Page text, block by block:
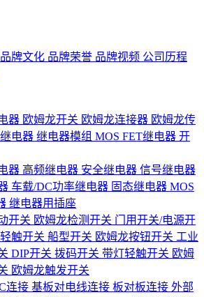
品牌文化 品牌荣誉 品牌视频 公司历程
器 欧姆龙开关 欧姆龙连接器 欧姆龙传
电器 继电器模组 MOS FET继电器 开
器 高频继电器 安全继电器 信号继电器
车载/DC功率继电器 固态继电器 MOS
继电器用插座
开关 欧姆龙检测开关 门用开关/电源开
触开关 船型开关 欧姆龙按钮开关 工业
DIP开关 拨码开关 带灯轻触开关 欧姆
欧姆龙触发开关
连接 基板对电线连接 板对板连接 外部